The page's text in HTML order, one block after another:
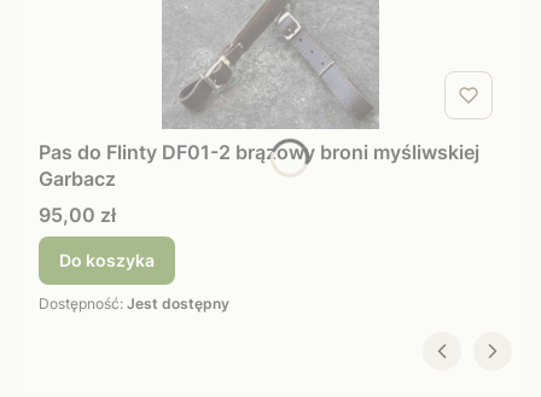
Pas do Flinty DF01-2 brązowy broni myśliwskiej
Garbacz
Cena
95,00 zł
Do koszyka
Dostępność: Jest dostępny